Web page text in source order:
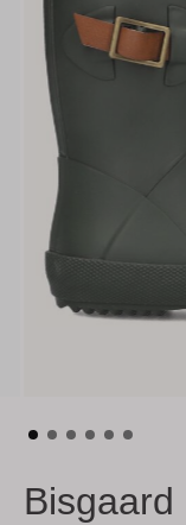
Bisgaard